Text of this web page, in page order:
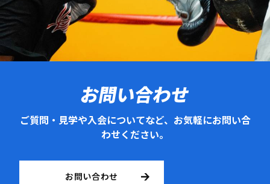
お問い合わせ
ご質問・見学や入会についてなど、お気軽にお問い合
わせください。
お問い合わせ